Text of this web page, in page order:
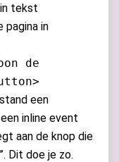
tekst
pagina in
de
een
inline event
aan de knop die
Dit doe je zo.